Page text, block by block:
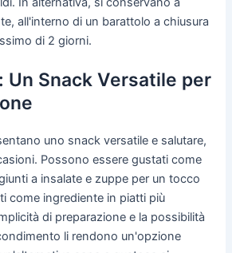
all'interno di un barattolo a chiusura
di 2 giorni.
Un Snack Versatile per
uno snack versatile e salutare,
Possono essere gustati come
a insalate e zuppe per un tocco
come ingrediente in piatti più
di preparazione e la possibilità
li rendono un'opzione